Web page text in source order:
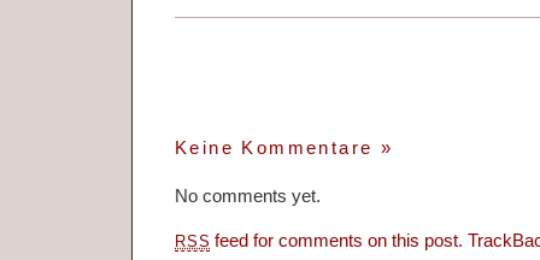
Keine Kommentare »
No comments yet.
RSS feed for comments on this post.